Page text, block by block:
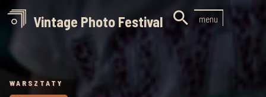
Vintage Photo Festival  menu
WARSZTATY